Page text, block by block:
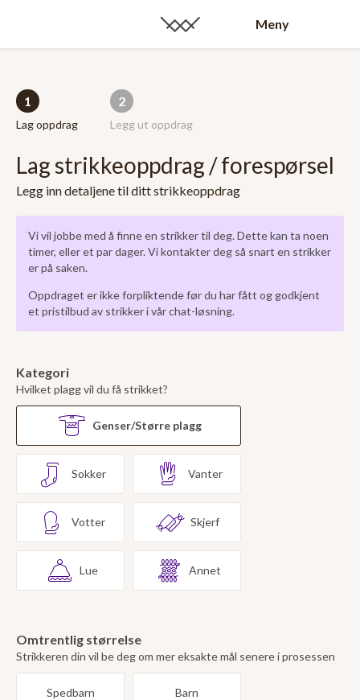
Meny
1
Lag oppdrag
2
Legg ut oppdrag
Lag strikkeoppdrag / forespørsel
Legg inn detaljene til ditt strikkeoppdrag
Vi vil jobbe med å finne en strikker til deg. Dette kan ta noen
timer, eller et par dager. Vi kontakter deg så snart en strikker
er på saken.
Oppdraget er ikke forpliktende før du har fått og godkjent
et pristilbud av strikker i vår chat-løsning.
Kategori
Hvilket plagg vil du få strikket?
Genser/Større plagg
Sokker Vanter
Votter Skjerf
Lue Annet
Omtrentlig størrelse
Strikkeren din vil be deg om mer eksakte mål senere i prosessen
Spedbarn Barn